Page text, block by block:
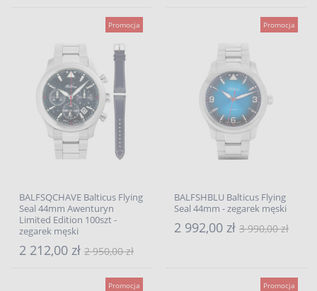
Promocja
BALFSQCHAVE Balticus Flying
Seal 44mm Awenturyn
Limited Edition 100szt -
zegarek męski
2 212,00 zł 2 950,00 zł
Promocja
BALFSHBLU Balticus Flying
Seal 44mm - zegarek męski
2 992,00 zł 3 990,00 zł
Promocja Promocja